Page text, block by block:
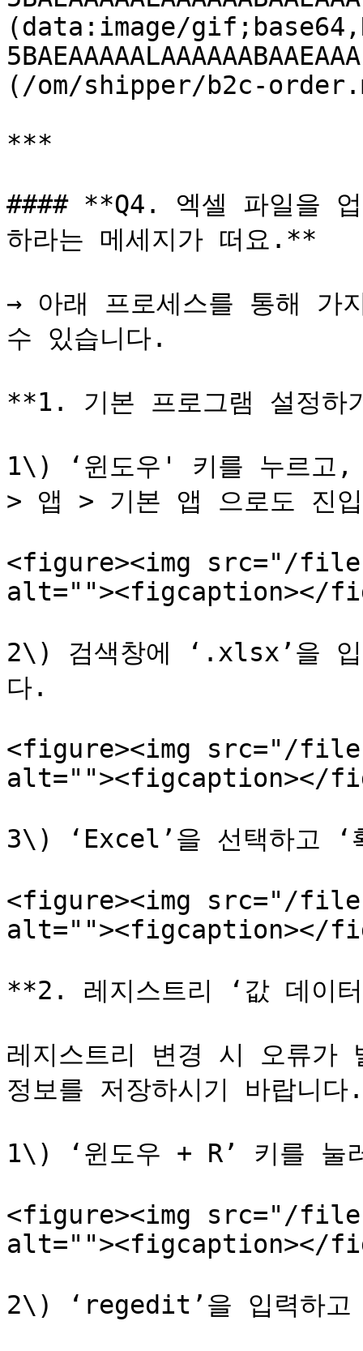
(data:image/
(/om/shipper/b2c-
***
#### **Q4. 엑셀 파일을
하라는 메세지가 떠요.**
→ 아래 프로세스를 통해 가
수 있습니다.
**1. 기본 프로그램 설정
1\) ‘윈도우' 키를 누르고,
> 앱 > 기본 앱 으로도 진
<figure><img src="/
alt=""><figcaption></
2\) 검색창에 ‘.xlsx’을 입
다.
<figure><img src="/files/
alt=""><figcaption></
3\) ‘Excel’을 선택하고 ‘
<figure><img src="/files/
alt=""><figcaption></
**2. 레지스트리 ‘값 데이
레지스트리 변경 시 오류
정보를 저장하시기 바랍니다.
1\) ‘윈도우 + R’ 키를 눌
<figure><img src="/files/
alt=""><figcaption></
2\) ‘regedit’을 입력하고